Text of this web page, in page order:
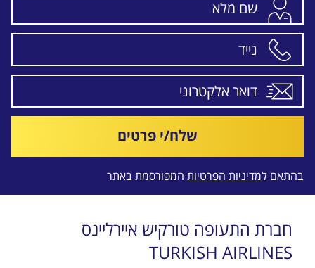
שלח/י פרטים
בהתאם למדיניות הפרטיות המפורסמת באתר
חברת התעופה טורקיש איירליינס
TURKISH AIRLINES